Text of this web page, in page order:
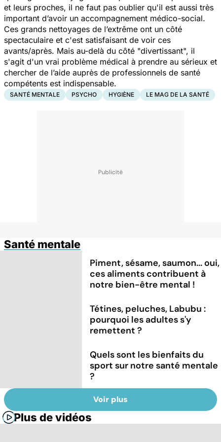
et leurs proches, il ne faut pas oublier qu'il est aussi très
important d’avoir un accompagnement médico-social.
Ces grands nettoyages de l’extrême ont un côté
spectaculaire et c'est satisfaisant de voir ces
avants/après. Mais au-delà du côté "divertissant", il
s'agit d'un vrai problème médical à prendre au sérieux et
chercher de l’aide auprès de professionnels de santé
compétents est indispensable.
SANTÉ MENTALE PSYCHO HYGIÈNE LE MAG DE LA SANTÉ
Santé mentale
Piment, sésame, saumon... oui,
ces aliments contribuent à
notre bien-être mental !
Tétines, peluches, Labubu :
pourquoi les adultes s'y
remettent ?
Quels sont les bienfaits du
sport sur notre santé mentale
?
Voir plus
Plus de vidéos